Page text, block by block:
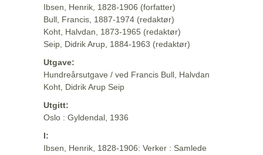
Ibsen, Henrik, 1828-1906 (forfatter)
Bull, Francis, 1887-1974 (redaktør)
Koht, Halvdan, 1873-1965 (redaktør)
Seip, Didrik Arup, 1884-1963 (redaktør)
Utgave:
Hundreårsutgave / ved Francis Bull, Halvdan
Koht, Didrik Arup Seip
Utgitt:
Oslo : Gyldendal, 1936
I:
Ibsen, Henrik, 1828-1906: Verker : Samlede